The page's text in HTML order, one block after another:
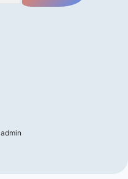
admin